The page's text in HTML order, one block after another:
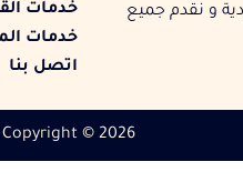
و نقدم جميع
خدمات
خدمات
اتصل بنا
Copyright © 2026 مؤسسة ديكور الدمام | Powered by ندا ويب00201068468757